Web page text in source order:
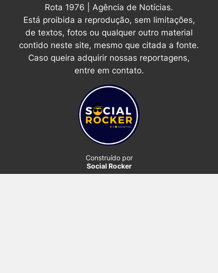
Rota 1976 | Agência de Notícias.
Está proibida a reprodução, sem limitações,
de textos, fotos ou qualquer outro material
contido neste site, mesmo que citada a fonte.
Caso queira adquirir nossas reportagens,
entre em contato.
Construído por
Social Rocker